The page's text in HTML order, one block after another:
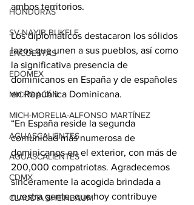
HONDURAS
SV-NAYIB BUKELE
ENCUESTAS
EDOMEX
MICHOACÁN
MICH-MORELIA-ALFONSO MARTÍNEZ
AGUASCALIENTES
AGUASCALIENTES
CDMX
CLAUDIA SHEINBAUM
ambos territorios.
Los diplomáticos destacaron los sólidos
lazos que unen a sus pueblos, así como
la significativa presencia de
dominicanos en España y de españoles
en República Dominicana.
“En España reside la segunda
comunidad más numerosa de
dominicanos en el exterior, con más de
200,000 compatriotas. Agradecemos
sinceramente la acogida brindada a
nuestra gente, que hoy contribuye